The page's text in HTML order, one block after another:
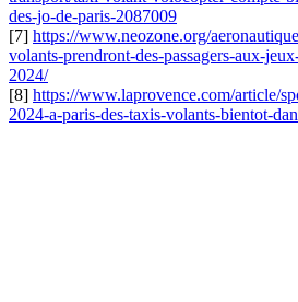
des-jo-de-paris-2087009
[7] https://www.neozone.org/
volants-prendront-des-passagers-aux-
2024/
[8] https://www.laprovence.com/article/
2024-a-paris-des-taxis-volants-bientot-